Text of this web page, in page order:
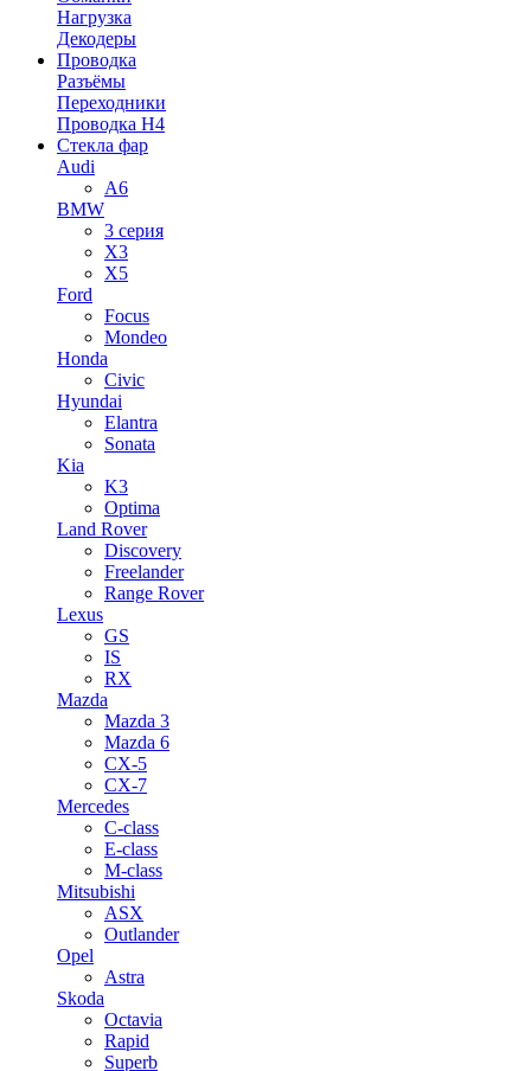
Нагрузка
Декодеры
Проводка
Разъёмы
Переходники
Проводка H4
Стекла фар
Audi
A6
BMW
3 серия
X3
X5
Ford
Focus
Mondeo
Honda
Civic
Hyundai
Elantra
Sonata
Kia
K3
Optima
Land Rover
Discovery
Freelander
Range Rover
Lexus
GS
IS
RX
Mazda
Mazda 3
Mazda 6
CX-5
CX-7
Mercedes
C-class
E-class
M-class
Mitsubishi
ASX
Outlander
Opel
Astra
Skoda
Octavia
Rapid
Superb